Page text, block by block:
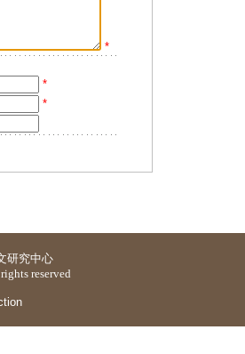
*
*
*
研究中心
reserved